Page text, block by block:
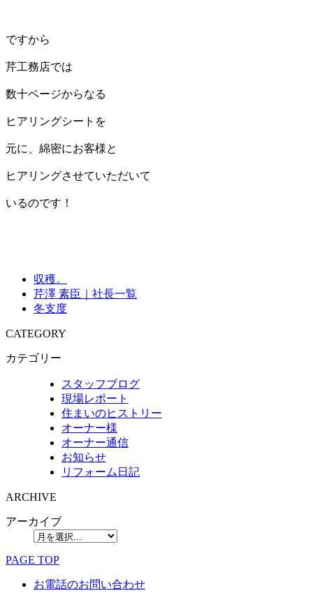
ですから
芹工務店では
数十ページからなる
ヒアリングシートを
元に、綿密にお客様と
ヒアリングさせていただいて
いるのです！
収穫。
芹澤 素臣｜社長一覧
冬支度
CATEGORY
カテゴリー
スタッフブログ
現場レポート
住まいのヒストリー
オーナー様
オーナー通信
お知らせ
リフォーム日記
ARCHIVE
アーカイブ
PAGE TOP
お電話のお問い合わせ